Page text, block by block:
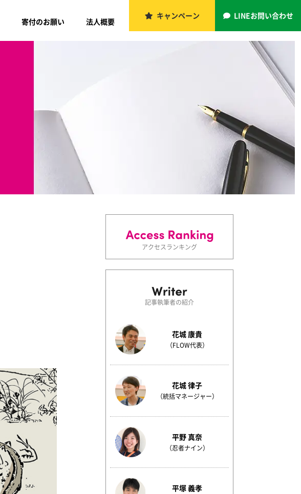
キャンペーン LINEお問い合わせ
寄付のお願い 法人概要
アクセスランキング
記事執筆者の紹介
花城 康貴
（FLOW代表）
花城 律子
（統括マネージャー）
平野 真奈
（忍者ナイン）
平塚 義孝